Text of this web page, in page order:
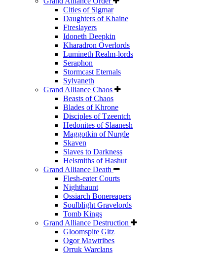
Cities of Sigmar
Daughters of Khaine
Fireslayers
Idoneth Deepkin
Kharadron Overlords
Lumineth Realm-lords
Seraphon
Stormcast Eternals
Sylvaneth
Grand Alliance Chaos
Beasts of Chaos
Blades of Khrone
Disciples of Tzeentch
Hedonites of Slaanesh
Maggotkin of Nurgle
Skaven
Slaves to Darkness
Helsmiths of Hashut
Grand Alliance Death
Flesh-eater Courts
Nighthaunt
Ossiarch Bonereapers
Soulblight Gravelords
Tomb Kings
Grand Alliance Destruction
Gloomspite Gitz
Ogor Mawtribes
Orruk Warclans